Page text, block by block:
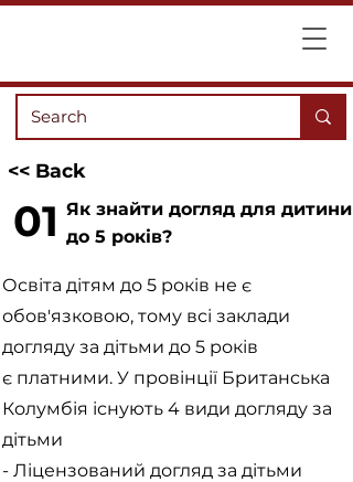
<< Back
01 Як знайти догляд для дитини
до 5 років?
Освіта дітям до 5 років не є
обов'язковою, тому всі заклади
догляду за дітьми до 5 років
є платними. У провінції Британська
Колумбія існують 4 види догляду за
дітьми
- Ліцензований догляд за дітьми